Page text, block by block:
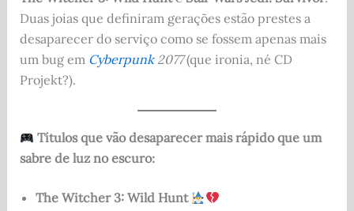
Duas joias que definiram gerações estão prestes a
desaparecer do serviço como se fossem apenas mais
um bug em Cyberpunk2077(que ironia, né CD
Projekt?).
Títulos que vão desaparecer mais rápido que um
sabre de luz no escuro:
The Witcher 3: Wild Hunt